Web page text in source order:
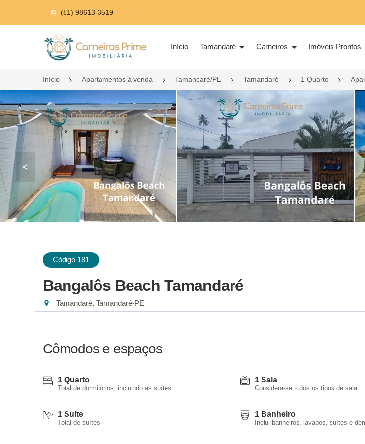
(81) 98613-3519
Página inicial
Início Tamandaré Carneiros Imóveis Prontos
Início Apartamentos à venda Tamandaré/PE Tamandaré 1 Quarto
<
Código 181
Bangalôs Beach Tamandaré
Tamandaré, Tamandaré-PE
Cômodos e espaços
1 Quarto
Total de dormitórios, incluindo as suítes
1 Sala
Considera-se todos os tipos de sala
1 Suíte
Total de suítes
1 Banheiro
Inclui banheiros, lavabos, suítes e